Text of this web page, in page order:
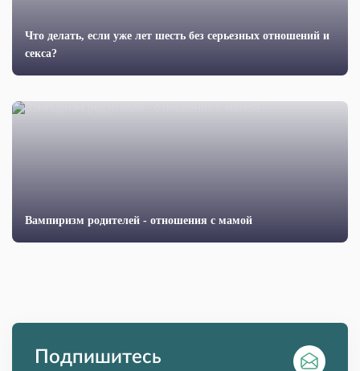
Что делать, если уже лет шесть без серьезных отношений и
секса?
Вампиризм родителей - отношения с мамой
Подпишитесь